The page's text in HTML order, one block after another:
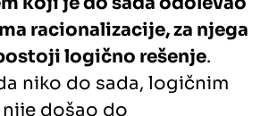
racionalizacije, za njega
logično rešenje.
niko do sada, logičnim
došao do